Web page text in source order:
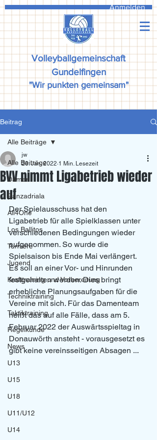
Anmelden
Volleyballgemeinschaft
Gundelfingen
"Wir punkten gemeinsam"
Beitrag
Alle Beiträge
Damen
Ranzadriala
All4One
Los Ballitos
Turniere
Jugend
Krafttraining und Vorbereitung
Techniktraining
Taktiktraining
Regelkunde
News
U13
U15
U18
U11/U12
U14
Alle Beiträge
BVV nimmt Ligabetrieb wieder
auf
jw
28. Jan. 2022 1 Min. Lesezeit
Der Spielausschuss hat den
Ligabetrieb für alle Spielklassen unter
verschiedenen Bedingungen wieder
aufgenommen. So wurde die
Spielsaison bis Ende Mai verlängert.
Es soll an einer Vor- und Hinrunden
festgehalten werden. Dies bringt
erhebliche Planungsaufgaben für die
Vereine mit sich. Für das Damenteam
heißt das auf alle Fälle, dass am 5.
Februar 2022 der Auswärtsspieltag in
Donauwörth ansteht - vorausgesetzt es
gibt keine vereinsseitigen Absagen ...